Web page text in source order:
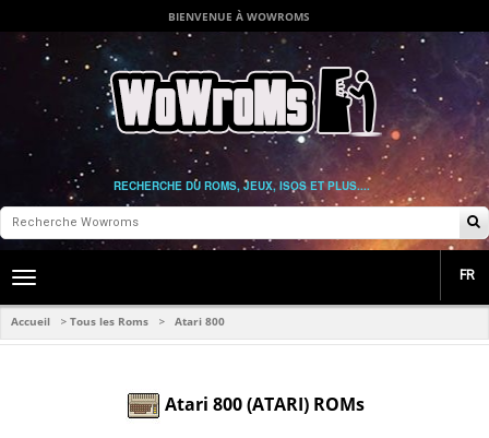
BIENVENUE À WOWROMS
RECHERCHE DU ROMS, JEUX, ISOS ET PLUS....
Toggle
navigation
FR
Accueil > Tous les Roms > Atari 800
Atari 800 (ATARI) ROMs